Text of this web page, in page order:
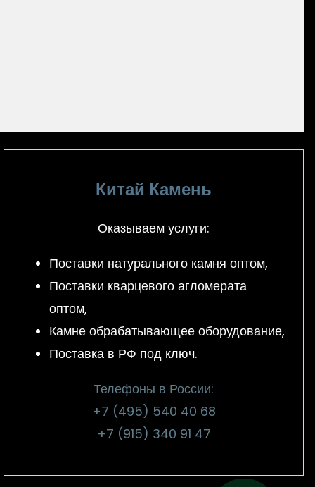
Китай Камень
Оказываем услуги:
Поставки натурального камня оптом,
Поставки кварцевого агломерата
оптом,
Камне обрабатывающее оборудование,
Поставка в РФ под ключ.
Телефоны в России:
+7 (495) 540 40 68
+7 (915) 340 91 47